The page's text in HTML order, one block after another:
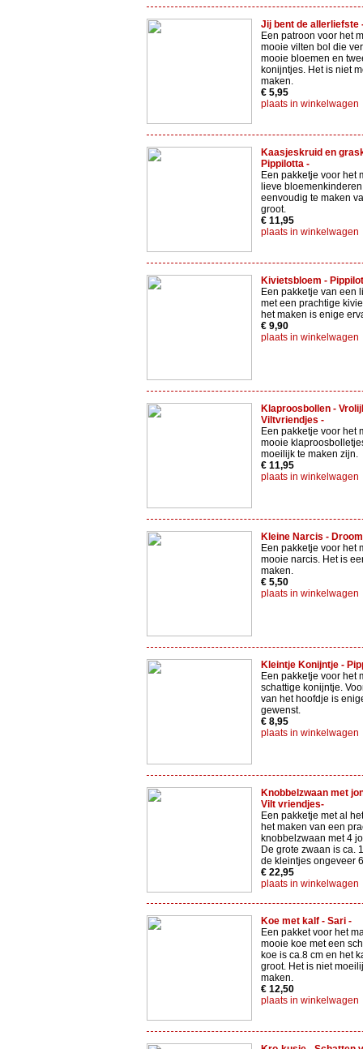
Jij bent de allerliefste
Een patroon voor het
mooie vilten bol die
mooie bloemen en
konijntjes. Het is niet
maken.
€ 5,95
plaats in winkelwagen
Kaasjeskruid en
Pippilotta -
Een pakketje voor het
lieve
eenvoudig te maken
groot.
€ 11,95
plaats in winkelwagen
Kivietsbloem -
Een pakketje van een
met een prachtige
het maken is enige
€ 9,90
plaats in winkelwagen
Klaproosbollen -
Viltvriendjes -
Een pakketje voor het
mooie
moeilijk te maken zijn.
€ 11,95
plaats in winkelwagen
Kleine Narcis -
Een pakketje voor het
mooie narcis. Het is
maken.
€ 5,50
plaats in winkelwagen
Kleintje Konijntje -
Een pakketje voor het
schattige konijntje.
van het hoofdje is
gewenst.
€ 8,95
plaats in winkelwagen
Knobbelzwaan met
Vilt vriendjes-
Een pakketje met al
het maken van een
knobbelzwaan met 4
De grote zwaan is ca.
de kleintjes ongeveer
€ 22,95
plaats in winkelwagen
Koe met kalf - Sari -
Een pakket voor het
mooie koe met een
koe is ca.8 cm en het
groot. Het is niet
maken.
€ 12,50
plaats in winkelwagen